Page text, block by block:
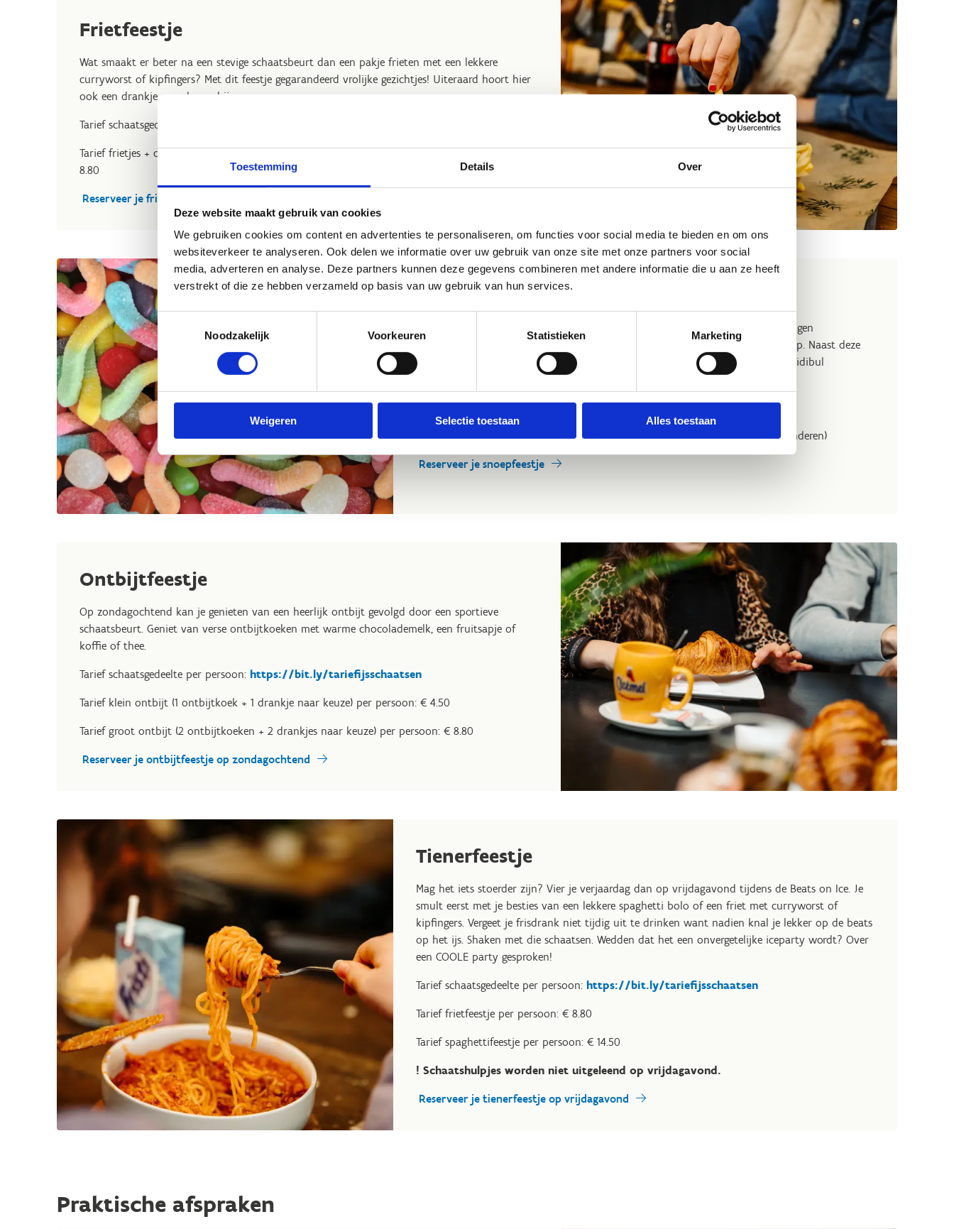
Toestemming Details Over
Deze website maakt gebruik van cookies
We gebruiken cookies om content en advertenties te personaliseren, om functies voor social media te bieden en om ons
websiteverkeer te analyseren. Ook delen we informatie over uw gebruik van onze site met onze partners voor social
media, adverteren en analyse. Deze partners kunnen deze gegevens combineren met andere informatie die u aan ze heeft
verstrekt of die ze hebben verzameld op basis van uw gebruik van hun services.
Toestemmingsselectie
Noodzakelijk
Voorkeuren Statistieken Marketing
Weigeren Selectie toestaan Alles toestaan
Frietfeestje
Wat smaakt er beter na een stevige schaatsbeurt dan een pakje frieten met een lekkere
curryworst of kipfingers? Met dit feestje gegarandeerd vrolijke gezichtjes! Uiteraard hoort hier
ook een drankje naar keuze bij.
Tarief schaatsgedeelte per persoon:
Tarief frietjes + curryworst of kipfingers (één keuze per pakket) + een drankje per persoon: €
8.80
Reserveer je frietfeestje
Snoepfeestje
Een festijn voor de snoepliefhebbers. Na het schaatsen kan je in de bar jouw eigen
snoepfeestje bouwen! Wij voorzien snoeptorens met verschillende soorten snoep. Naast deze
toren pronkt op jullie gereserveerde tafel een echte champagne-ijsemmer met Kidibul
kinderchampagne. Laat het feest beginnen!
Tarief schaatsgedeelte per persoon:https://bit.ly/tariefijsschaatsen
Tarief snoeptoren: € 35/toren inclusief een fles Kidibul (1 snoeptoren per 4-6 kinderen)
Reserveer je snoepfeestje
Ontbijtfeestje
Op zondagochtend kan je genieten van een heerlijk ontbijt gevolgd door een sportieve
schaatsbeurt. Geniet van verse ontbijtkoeken met warme chocolademelk, een fruitsapje of
koffie of thee.
Tarief schaatsgedeelte per persoon: https://bit.ly/tariefijsschaatsen
Tarief klein ontbijt (1 ontbijtkoek + 1 drankje naar keuze) per persoon: € 4.50
Tarief groot ontbijt (2 ontbijtkoeken + 2 drankjes naar keuze) per persoon: € 8.80
Reserveer je ontbijtfeestje op zondagochtend
Tienerfeestje
Mag het iets stoerder zijn? Vier je verjaardag dan op vrijdagavond tijdens de Beats on Ice. Je
smult eerst met je besties van een lekkere spaghetti bolo of een friet met curryworst of
kipfingers. Vergeet je frisdrank niet tijdig uit te drinken want nadien knal je lekker op de beats
op het ijs. Shaken met die schaatsen. Wedden dat het een onvergetelijke iceparty wordt? Over
een COOLE party gesproken!
Tarief schaatsgedeelte per persoon: https://bit.ly/tariefijsschaatsen
Tarief frietfeestje per persoon: € 8.80
Tarief spaghettifeestje per persoon: € 14.50
! Schaatshulpjes worden niet uitgeleend op vrijdagavond.
Reserveer je tienerfeestje op vrijdagavond
Praktische afspraken